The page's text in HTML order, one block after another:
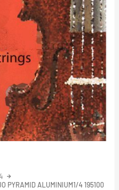
PYRAMID ALUMINIUM1/4 195100